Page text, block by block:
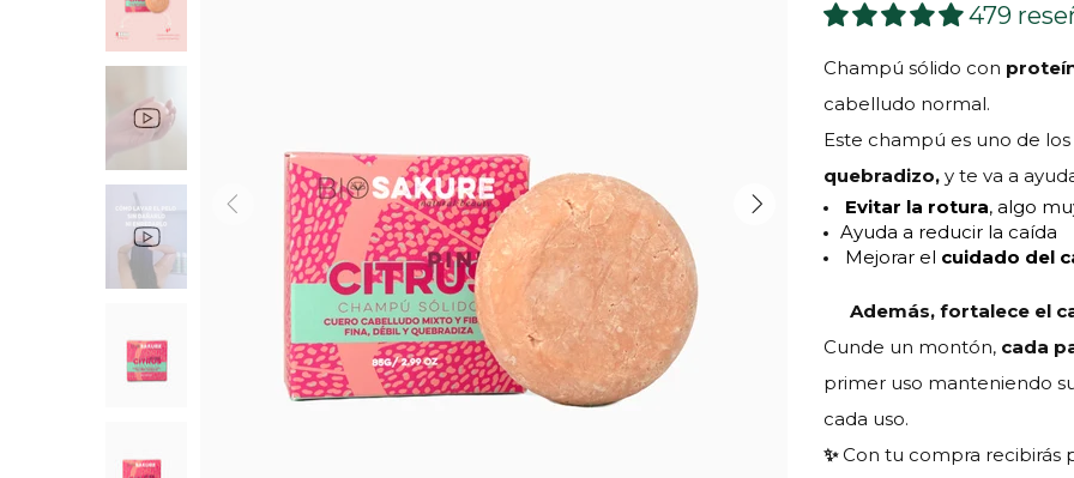
479
Champú sólido con
cabelludo normal.
Este champú es uno de los
quebradizo, y te va a
Evitar la rotura, algo
Ayuda a reducir la caída
Mejorar el cuidado del
Además, fortalece el
Cunde un montón, cada
primer uso manteniendo
cada uso.
✨Con tu compra recibirás